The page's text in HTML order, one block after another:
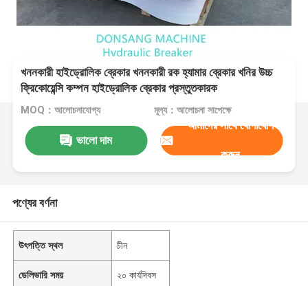
খননকারী হাইড্রোলিক ব্রেকার খননকারী রক হ্যামার ব্রেকার খনির উচ্চ
ফ্রিকোয়েন্সি কম্পন হাইড্রোলিক ব্রেকার প্রস্তুতকারক
MOQ：আলোচনাযোগ্য মূল্য：আলোচনা সাপেক্ষে
ভালো দাম
আমাদের সাথে যোগাযোগ
করুন
পণ্যের বর্ণনা
উৎপত্তি স্থল চীন
ডেলিভারি সময় ২০ কার্যদিবস